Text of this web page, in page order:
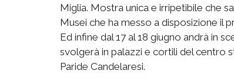
Miglia. Mostra unica e irripetibile che
Musei che ha messo a disposizione il
Ed infine dal 17 al 18 giugno andrà in
svolgerà in palazzi e cortili del centro
Paride Candelaresi.